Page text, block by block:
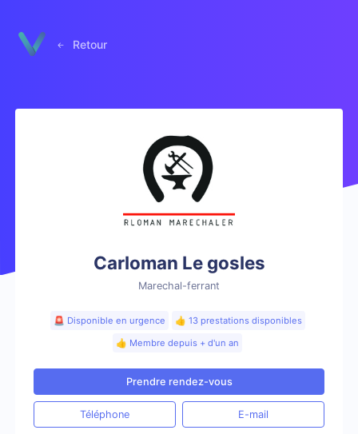
Retour
Carloman Le gosles
Marechal-ferrant
🚨 Disponible en urgence
👍 13 prestations disponibles
👍 Membre depuis + d'un an
Prendre rendez-vous
Téléphone E-mail